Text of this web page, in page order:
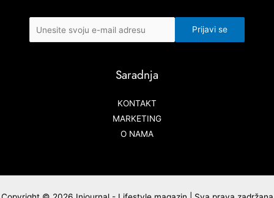
Saradnja
KONTAKT
MARKETING
O NAMA